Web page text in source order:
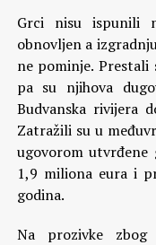
Grci nisu ispunili
obnovljen a
ne pominje. Prestali
pa su njihova
Budvanska rivijera
Zatražili su u
ugovorom utvrđene
1,9 miliona eura i
godina.
Na prozivke zbog